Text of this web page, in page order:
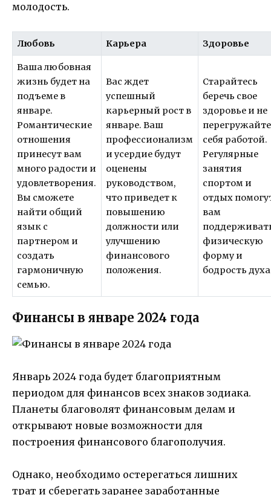
молодость.
Любовь Карьера Здоровье
Ваша любовная
жизнь будет на
подъеме в
январе.
Романтические
отношения
принесут вам
много радости и
удовлетворения.
Вы сможете
найти общий
язык с
партнером и
создать
гармоничную
семью.
Вас ждет
успешный
карьерный рост в
январе. Ваш
профессионализм
и усердие будут
оценены
руководством,
что приведет к
повышению
должности или
улучшению
финансового
положения.
Старайтесь
беречь свое
здоровье и не
перегружайте
себя работой.
Регулярные
занятия
спортом и
отдых
вам
физическую
форму и
бодрость
Финансы в январе 2024 года
Январь 2024 года будет благоприятным
периодом для финансов всех знаков зодиака.
Планеты благоволят финансовым делам и
открывают новые возможности для
построения финансового благополучия.
Однако, необходимо остерегаться лишних
трат и сберегать заранее заработанные